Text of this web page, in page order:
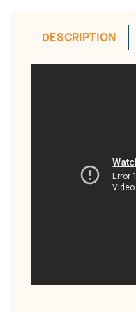
DESCRIPTION
Annuler